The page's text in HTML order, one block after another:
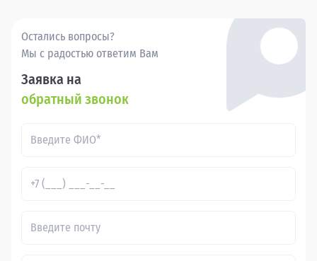
Остались вопросы?
Мы с радостью ответим Вам
Заявка на
обратный звонок